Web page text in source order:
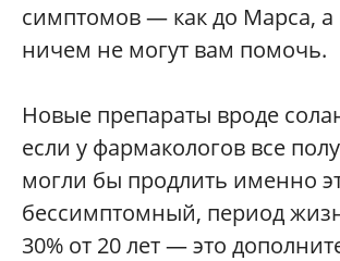
симптомов — как до Марса, а
ничем не могут вам помочь.
Новые препараты вроде
если у фармакологов все
могли бы продлить именно
бессимптомный, период
30% от 20 лет — это